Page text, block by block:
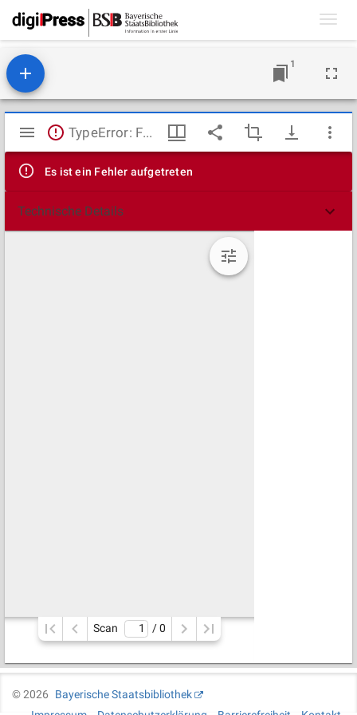
1
Mirador
Viewer
TypeError: Failed to fetch
Es ist ein Fehler aufgetreten
Technische Details
Scan / 0
©2026
Bayerische Staatsbibliothek